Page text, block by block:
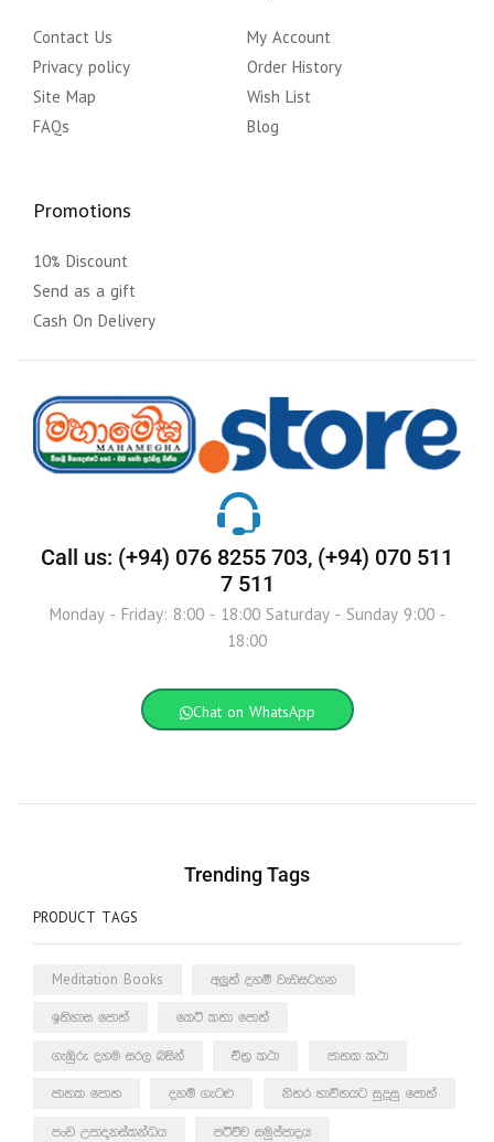
Contact Us
Privacy policy
Site Map
FAQs
My Account
Order History
Wish List
Blog
Promotions
10% Discount
Send as a gift
Cash On Delivery
Call us: (+94) 076 8255 703, (+94) 070 511
7 511
Monday - Friday: 8:00 - 18:00 Saturday - Sunday 9:00 -
18:00
Chat on WhatsApp
Trending Tags
PRODUCT TAGS
Meditation Books අලුත් දහම් වැඩසටහන
ඉතිහාස පොත් කෙටි කතා පොත්
ගැඹුරු දහම සරල බසින් චිත්‍ර කථා ජාතක කථා
ජාතක පොත දහම් ගැටළු නිතර භාවිතයට සුදුසු පොත්
පංච උපාදානස්කන්ධය පටිච්ච සමුප්පාදය